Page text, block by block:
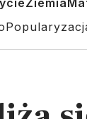
Ziemia